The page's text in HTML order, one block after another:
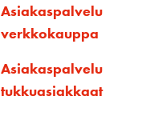
Asiakaspalvelu
verkkokauppa
Asiakaspalvelu
tukkuasiakkaat